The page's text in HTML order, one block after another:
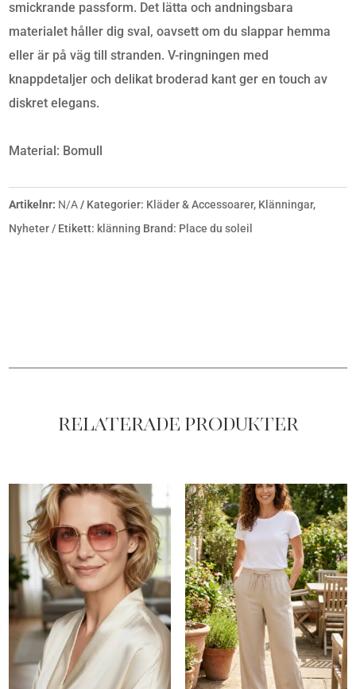
smickrande passform. Det lätta och andningsbara
materialet håller dig sval, oavsett om du slappar hemma
eller är på väg till stranden. V-ringningen med
knappdetaljer och delikat broderad kant ger en touch av
diskret elegans.
Material: Bomull
Artikelnr: N/A Kategorier: Kläder & Accessoarer, Klänningar,
Nyheter
Etikett: klänning Brand: Place du soleil
Relaterade produkter